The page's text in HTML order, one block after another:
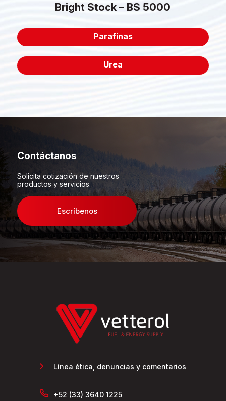
Bright Stock – BS 5000
Parafinas
Urea
Contáctanos
Solicita cotización de nuestros
productos y servicios.
Escríbenos
Línea ética, denuncias y comentarios
+52 (33) 3640 1225